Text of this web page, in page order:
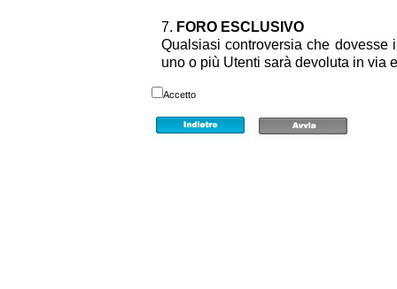
FORO ESCLUSIVO
Qualsiasi controversia che dovesse
uno o più Utenti sarà devoluta in via
Accetto